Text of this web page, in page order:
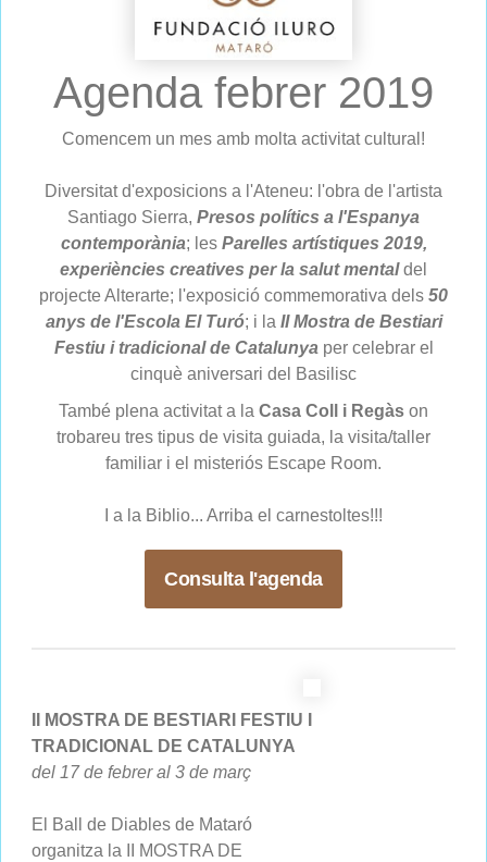
Agenda febrer 2019
Comencem un mes amb molta activitat cultural!
Diversitat d'exposicions a l'Ateneu: l'obra de l'artista
Santiago Sierra, Presos polítics a l'Espanya
contemporània; les Parelles artístiques 2019,
experiències creatives per la salut mentaldel
projecte Alterarte; l'exposició commemorativa dels 50
anys de l'Escola El Turó; i la II Mostra de Bestiari
Festiu i tradicional de Catalunya per celebrar el
cinquè aniversari del Basilisc
També plena activitat a la Casa Coll i Regàs on
trobareu tres tipus de visita guiada, la visita/taller
familiar i el misteriós Escape Room.
I a la Biblio... Arriba el carnestoltes!!!
Consulta l'agenda
II MOSTRA DE BESTIARI FESTIU I
TRADICIONAL DE CATALUNYA
del 17 de febrer al 3 de març
El Ball de Diables de Mataró
organitza la II MOSTRA DE